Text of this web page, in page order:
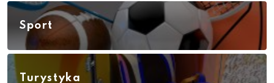
Sport
Turystyka